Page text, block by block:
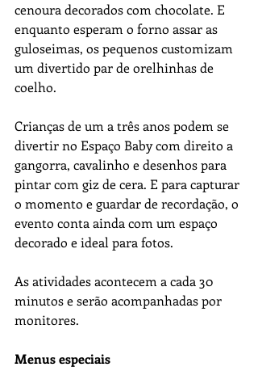
cenoura decorados com chocolate. E
enquanto esperam o forno assar as
guloseimas, os pequenos customizam
um divertido par de orelhinhas de
coelho.
Crianças de um a três anos podem se
divertir no Espaço Baby com direito a
gangorra, cavalinho e desenhos para
pintar com giz de cera. E para capturar
o momento e guardar de recordação, o
evento conta ainda com um espaço
decorado e ideal para fotos.
As atividades acontecem a cada 30
minutos e serão acompanhadas por
monitores.
Menus especiais